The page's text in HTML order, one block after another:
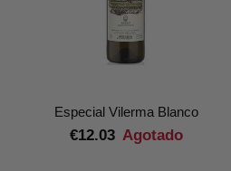
Especial Vilerma Blanco
€12.03 Agotado